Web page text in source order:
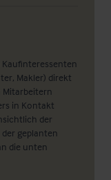
Makler) direkt
Mitarbeitern
in Kontakt
der
geplanten
die unten